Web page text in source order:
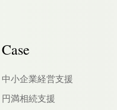
Case
中小企業経営支援
円満相続支援